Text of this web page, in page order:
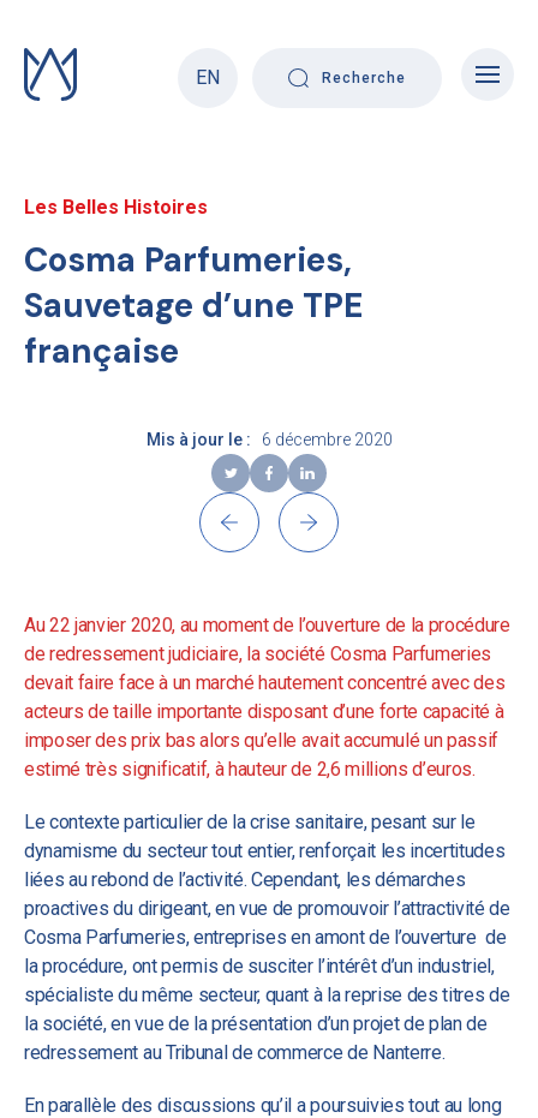
content
EN
Recherche
Les Belles Histoires
Cosma Parfumeries,
Sauvetage d’une TPE
française
Mis à jour le : 6 décembre 2020
Au 22 janvier 2020, au moment de l’ouverture de la procédure
de redressement judiciaire, la société Cosma Parfumeries
devait faire face à un marché hautement concentré avec des
acteurs de taille importante disposant d’une forte capacité à
imposer des prix bas alors qu’elle avait accumulé un passif
estimé très significatif, à hauteur de 2,6 millions d’euros.
Le contexte particulier de la crise sanitaire, pesant sur le
dynamisme du secteur tout entier, renforçait les incertitudes
liées au rebond de l’activité. Cependant, les démarches
proactives du dirigeant, en vue de promouvoir l’attractivité de
Cosma Parfumeries, entreprises en amont de l’ouverture de
la procédure, ont permis de susciter l’intérêt d’un industriel,
spécialiste du même secteur, quant à la reprise des titres de
la société, en vue de la présentation d’un projet de plan de
redressement au Tribunal de commerce de Nanterre.
En parallèle des discussions qu’il a poursuivies tout au long